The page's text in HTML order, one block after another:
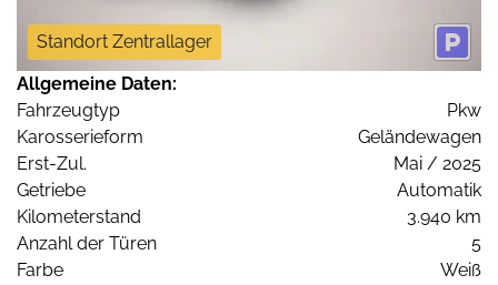
Standort Zentrallager
Allgemeine Daten:
Fahrzeugtyp
Pkw
Karosserieform
Geländewagen
Erst-Zul.
Mai / 2025
Getriebe
Automatik
Kilometerstand
3.940 km
Anzahl der Türen
5
Farbe
Weiß